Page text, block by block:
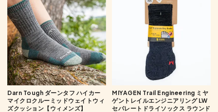
Darn Tough ダーンタフ ハイカー
マイクロクルーミッドウェイトウィ
ズクッション【ウィメンズ】
MIYAGEN Trail Engineering ミヤ
ゲントレイルエンジニアリング LW
セパレートドライソックス ラウンド